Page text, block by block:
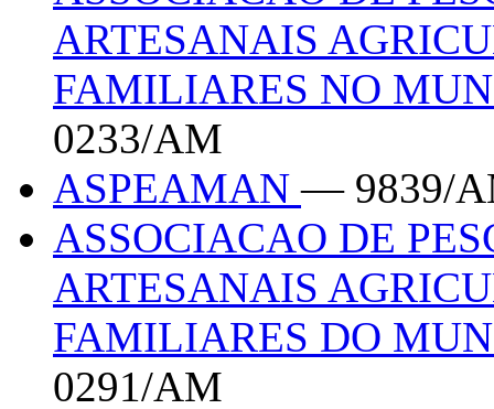
ARTESANAIS
FAMILIARES NO
0233/AM
ASPEAMAN— 9839/
ASSOCIACAO DE
ARTESANAIS
FAMILIARES DO
0291/AM